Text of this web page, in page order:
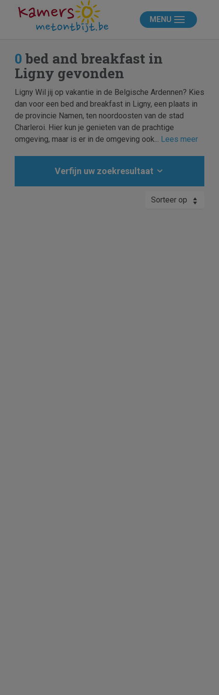
MENU
0 bed and breakfast in
Ligny gevonden
Ligny Wil jij op vakantie in de Belgische Ardennen? Kies
dan voor een bed and breakfast in Ligny, een plaats in
de provincie Namen, ten noordoosten van de stad
Charleroi. Hier kun je genieten van de prachtige
omgeving, maar is er in de omgeving ook... Lees meer
Verfijn uw zoekresultaat
Sorteer op